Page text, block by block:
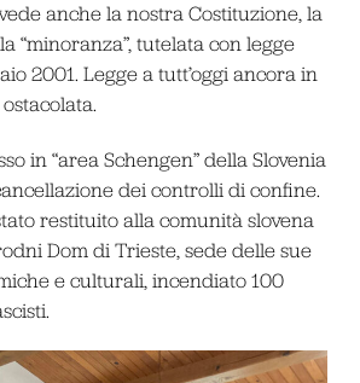
anche la nostra Costituzione, la
“minoranza”, tutelata con legge
2001. Legge a tutt’oggi ancora in
in “area Schengen” della Slovenia
dei controlli di confine.
restituito alla comunità slovena
Dom di Trieste, sede delle sue
e culturali, incendiato 100